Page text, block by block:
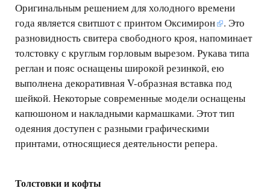
Оригинальным решением для холодного времени
года являетсясвитшот с принтом Оксимирон
. Это
разновидность свитера свободного кроя, напоминает
толстовку с круглым горловым вырезом. Рукава типа
реглан и пояс оснащены широкой резинкой, ею
выполнена декоративная V-образная вставка под
шейкой. Некоторые современные модели оснащены
капюшоном и накладными кармашками. Этот тип
одеяния доступен с разными графическими
принтами, относящиеся деятельности репера.
Толстовки и кофты